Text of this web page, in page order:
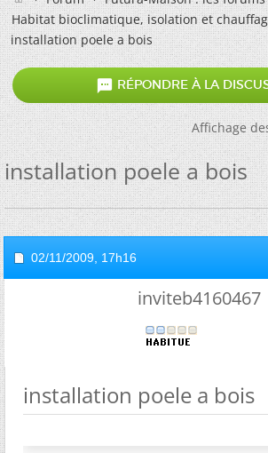
Habitat bioclimatique, isolation et
installation poele a bois
 RÉPONDRE À LA
Affichage
installation poele a bois
02/11/2009, 17h16
inviteb4160467
installation poele a bois